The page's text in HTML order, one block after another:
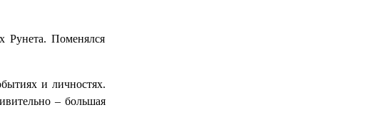
Рунета. Поменялся
и личностях.
– большая